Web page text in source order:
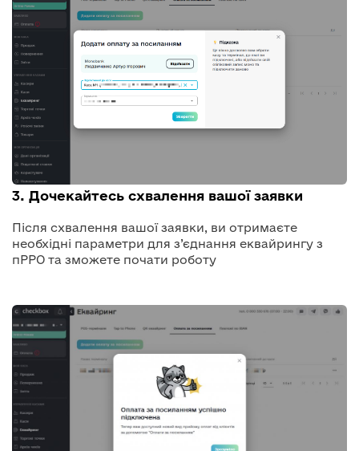
3. Дочекайтесь схвалення вашої заявки
Після схвалення вашої заявки, ви отримаєте
необхідні параметри для з’єднання еквайрингу з
пРРО та зможете почати роботу